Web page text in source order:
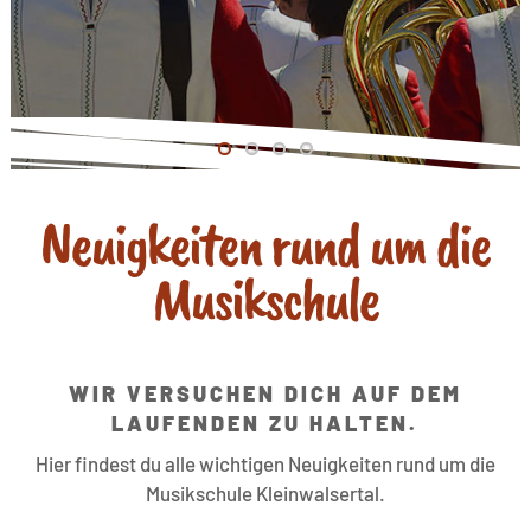
Neuigkeiten rund um die
Musikschule
WIR VERSUCHEN DICH AUF DEM
LAUFENDEN ZU HALTEN.
Hier findest du alle wichtigen Neuigkeiten rund um die
Musikschule Kleinwalsertal.